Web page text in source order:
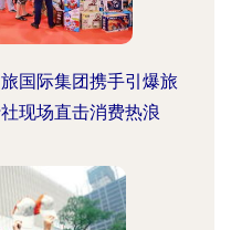
国际集团携手引爆旅
现场直击消费热浪